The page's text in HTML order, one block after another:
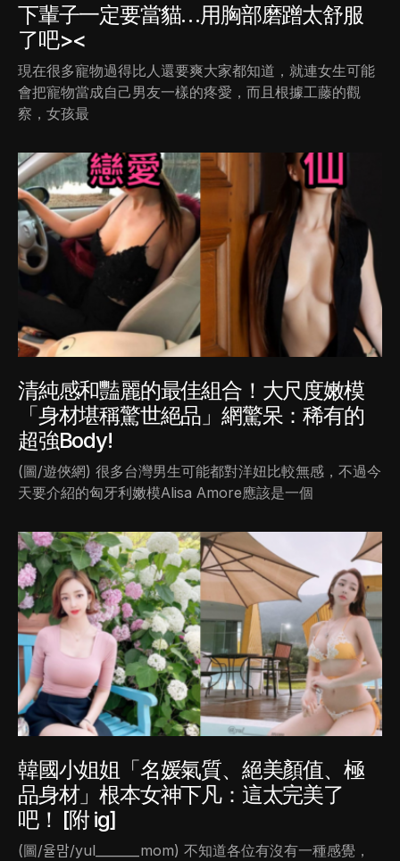
下輩子一定要當貓…用胸部磨蹭太舒服
了吧><
現在很多寵物過得比人還要爽大家都知道，就連女生可能
會把寵物當成自己男友一樣的疼愛，而且根據工藤的觀
察，女孩最
清純感和豔麗的最佳組合！大尺度嫩模
「身材堪稱驚世絕品」網驚呆：稀有的
超強Body!
(圖/遊俠網) 很多台灣男生可能都對洋妞比較無感，不過今
天要介紹的匈牙利嫩模Alisa Amore應該是一個
韓國小姐姐「名媛氣質、絕美顏值、極
品身材」根本女神下凡：這太完美了
吧！ [附 ig]
(圖/율맘/yul_______mom) 不知道各位有沒有一種感覺，